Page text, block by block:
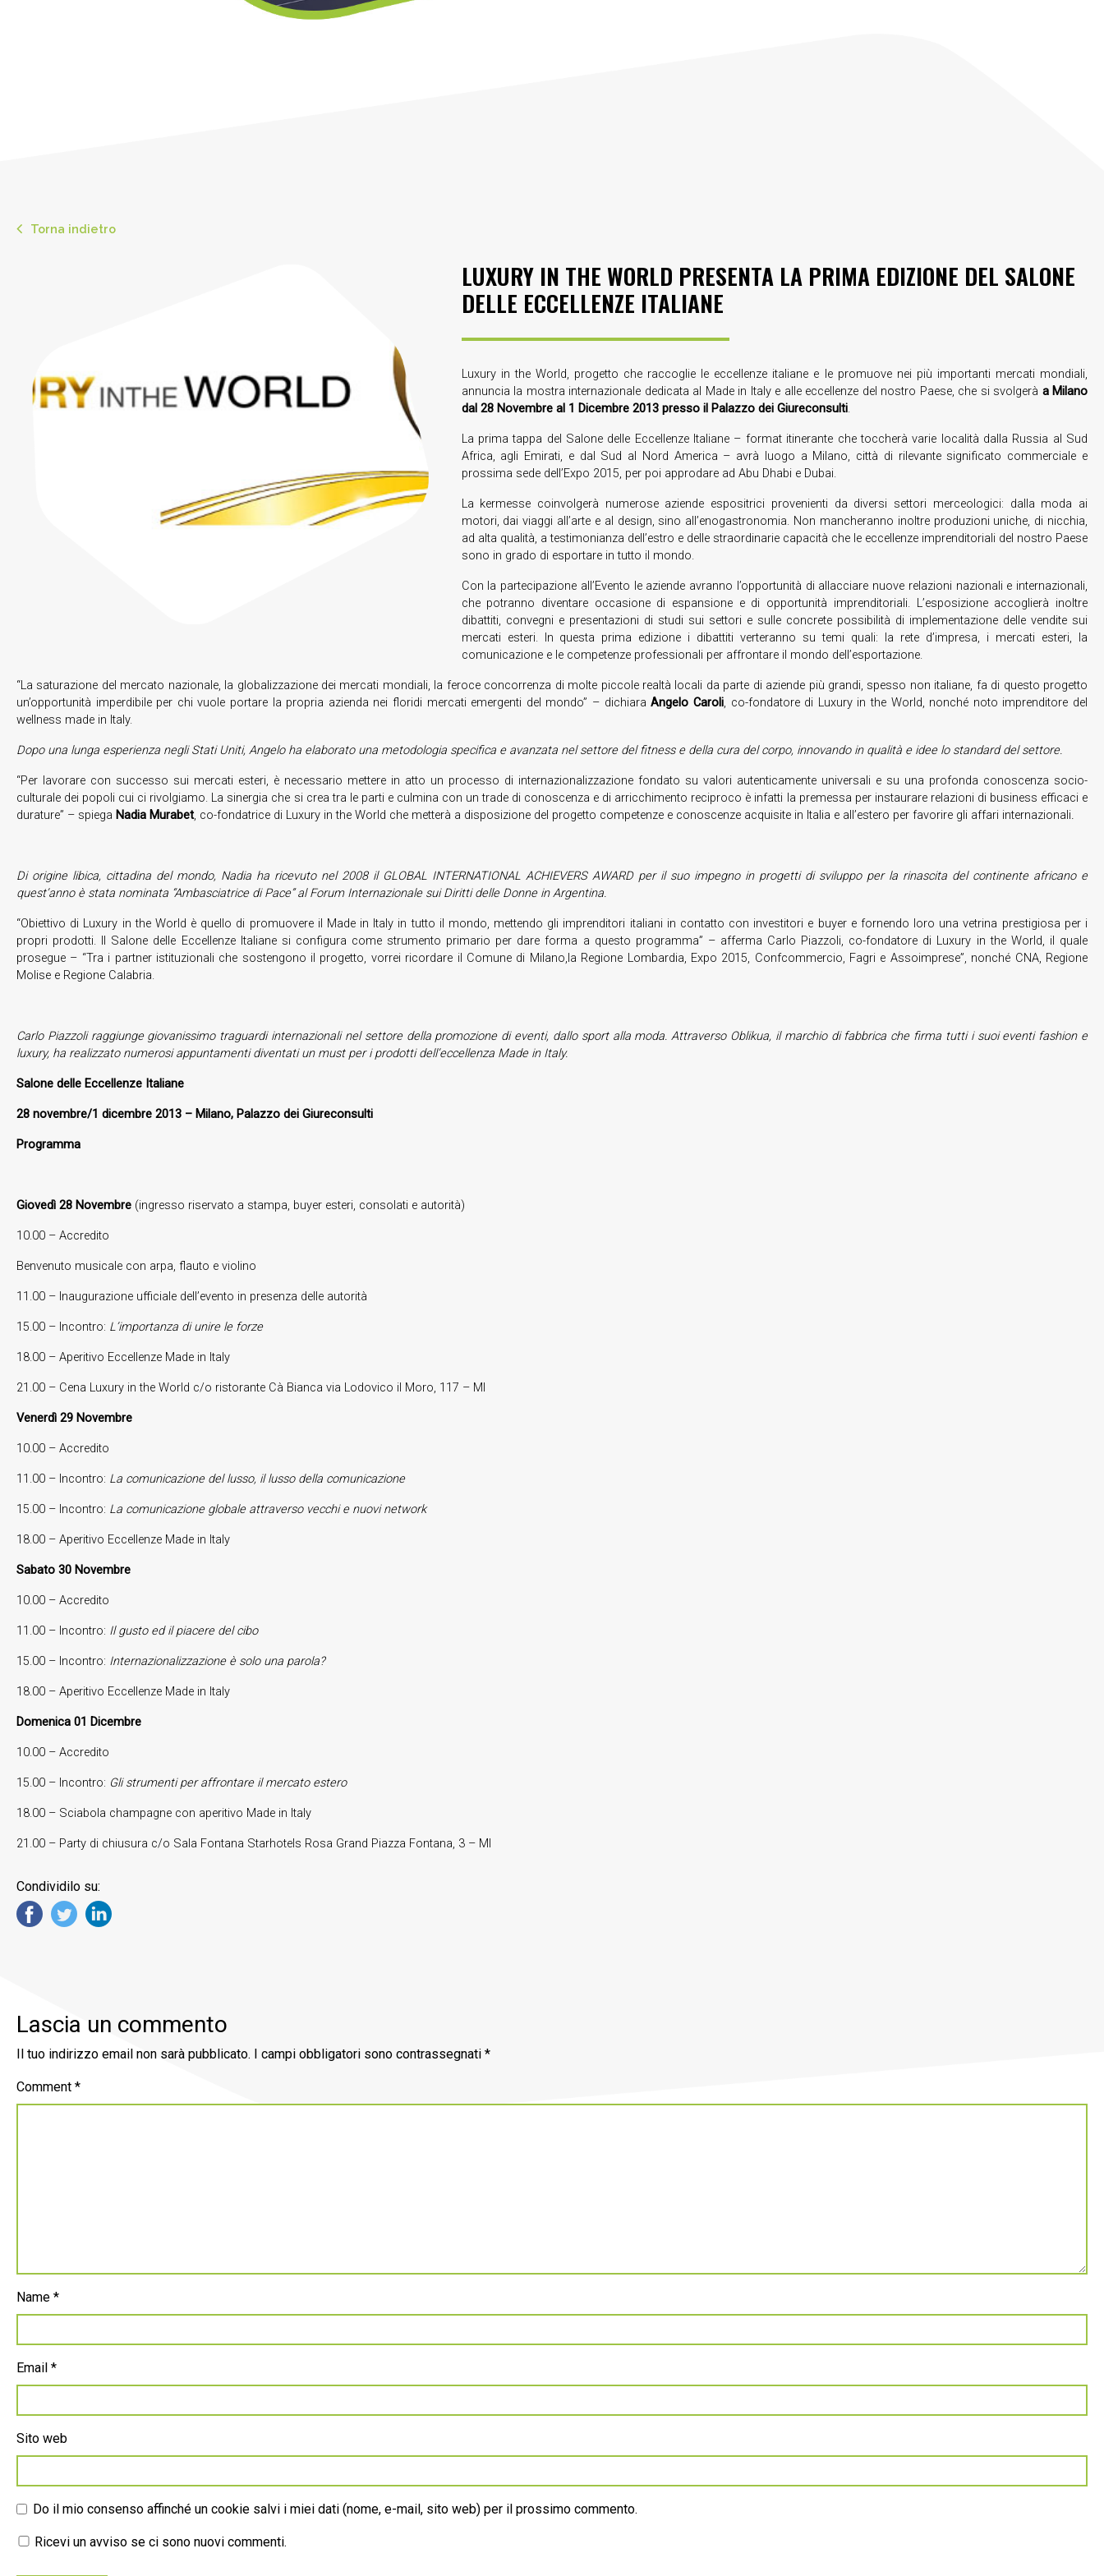
Torna indietro
LUXURY IN THE WORLD PRESENTA LA PRIMA EDIZIONE DEL SALONE
DELLE ECCELLENZE ITALIANE
Luxury in the World, progetto che raccoglie le eccellenze italiane e le promuove nei più importanti mercati mondiali,
annuncia la mostra internazionale dedicata al Made in Italy e alle eccellenze del nostro Paese, che si svolgerà a Milano
dal 28 Novembre al 1 Dicembre 2013 presso il Palazzo dei Giureconsulti.
La prima tappa del Salone delle Eccellenze Italiane – format itinerante che toccherà varie località dalla Russia al Sud
Africa, agli Emirati, e dal Sud al Nord America – avrà luogo a Milano, città di rilevante significato commerciale e
prossima sede dell’Expo 2015, per poi approdare ad Abu Dhabi e Dubai.
La kermesse coinvolgerà numerose aziende espositrici provenienti da diversi settori merceologici: dalla moda ai
motori, dai viaggi all’arte e al design, sino all’enogastronomia. Non mancheranno inoltre produzioni uniche, di nicchia,
ad alta qualità, a testimonianza dell’estro e delle straordinarie capacità che le eccellenze imprenditoriali del nostro Paese
sono in grado di esportare in tutto il mondo.
Con la partecipazione all’Evento le aziende avranno l’opportunità di allacciare nuove relazioni nazionali e internazionali,
che potranno diventare occasione di espansione e di opportunità imprenditoriali. L’esposizione accoglierà inoltre
dibattiti, convegni e presentazioni di studi sui settori e sulle concrete possibilità di implementazione delle vendite sui
mercati esteri. In questa prima edizione i dibattiti verteranno su temi quali: la rete d’impresa, i mercati esteri, la
comunicazione e le competenze professionali per affrontare il mondo dell’esportazione.
“La saturazione del mercato nazionale, la globalizzazione dei mercati mondiali, la feroce concorrenza di molte piccole realtà locali da parte di aziende più grandi, spesso non italiane, fa di questo progetto
un’opportunità imperdibile per chi vuole portare la propria azienda nei floridi mercati emergenti del mondo” – dichiaraAngelo Caroli, co-fondatore di Luxury in the World, nonché noto imprenditore del
wellness made in Italy.
Dopo una lunga esperienza negli Stati Uniti, Angelo ha elaborato una metodologia specifica e avanzata nel settore del fitness e della cura del corpo, innovando in qualità e idee lo standard del settore.
“Per lavorare con successo sui mercati esteri, è necessario mettere in atto un processo di internazionalizzazione fondato su valori autenticamente universali e su una profonda conoscenza socio-
culturale dei popoli cui ci rivolgiamo. La sinergia che si crea tra le parti e culmina con un trade di conoscenza e di arricchimento reciproco è infatti la premessa per instaurare relazioni di business efficaci e
durature” – spiega Nadia Murabet, co-fondatrice di Luxury in the World che metterà a disposizione del progetto competenze e conoscenze acquisite in Italia e all’estero per favorire gli affari internazionali.
Di origine libica, cittadina del mondo, Nadia ha ricevuto nel 2008 il GLOBAL INTERNATIONAL ACHIEVERS AWARD per il suo impegno in progetti di sviluppo per la rinascita del continente africano e
quest’anno è stata nominata “Ambasciatrice di Pace” al Forum Internazionale sui Diritti delle Donne in Argentina.
“Obiettivo di Luxury in the World è quello di promuovere il Made in Italy in tutto il mondo, mettendo gli imprenditori italiani in contatto con investitori e buyer e fornendo loro una vetrina prestigiosa per i
propri prodotti. Il Salone delle Eccellenze Italiane si configura come strumento primario per dare forma a questo programma” – afferma Carlo Piazzoli, co-fondatore di Luxury in the World, il quale
prosegue – “Tra i partner istituzionali che sostengono il progetto, vorrei ricordare il Comune di Milano,la Regione Lombardia, Expo 2015, Confcommercio, Fagri e Assoimprese”, nonché CNA, Regione
Molise e Regione Calabria.
Carlo Piazzoli raggiunge giovanissimo traguardi internazionali nel settore della promozione di eventi, dallo sport alla moda. Attraverso Oblikua, il marchio di fabbrica che firma tutti i suoi eventi fashion e
luxury, ha realizzato numerosi appuntamenti diventati un must per i prodotti dell’eccellenza Made in Italy.
Salone delle Eccellenze Italiane
28 novembre/1 dicembre 2013 – Milano, Palazzo dei Giureconsulti
Programma
Giovedì 28 Novembre (ingresso riservato a stampa, buyer esteri, consolati e autorità)
10.00 – Accredito
Benvenuto musicale con arpa, flauto e violino
11.00 – Inaugurazione ufficiale dell’evento in presenza delle autorità
15.00 – Incontro: L’importanza di unire le forze
18.00 – Aperitivo Eccellenze Made in Italy
21.00 – Cena Luxury in the World c/o ristorante Cà Bianca via Lodovico il Moro, 117 – MI
Venerdì 29 Novembre
10.00 – Accredito
11.00 – Incontro: La comunicazione del lusso, il lusso della comunicazione
15.00 – Incontro: La comunicazione globale attraverso vecchi e nuovi network
18.00 – Aperitivo Eccellenze Made in Italy
Sabato 30 Novembre
10.00 – Accredito
11.00 – Incontro: Il gusto ed il piacere del cibo
15.00 – Incontro: Internazionalizzazione è solo una parola?
18.00 – Aperitivo Eccellenze Made in Italy
Domenica 01 Dicembre
10.00 – Accredito
15.00 – Incontro: Gli strumenti per affrontare il mercato estero
18.00 – Sciabola champagne con aperitivo Made in Italy
21.00 – Party di chiusura c/o Sala Fontana Starhotels Rosa Grand Piazza Fontana, 3 – MI
Condividilo su:
Lascia un commento
Il tuo indirizzo email non sarà pubblicato. I campi obbligatori sono contrassegnati *
Comment *
Name *
Email *
Sito web
Do il mio consenso affinché un cookie salvi i miei dati (nome, e-mail, sito web) per il prossimo commento.
Ricevi un avviso se ci sono nuovi commenti.